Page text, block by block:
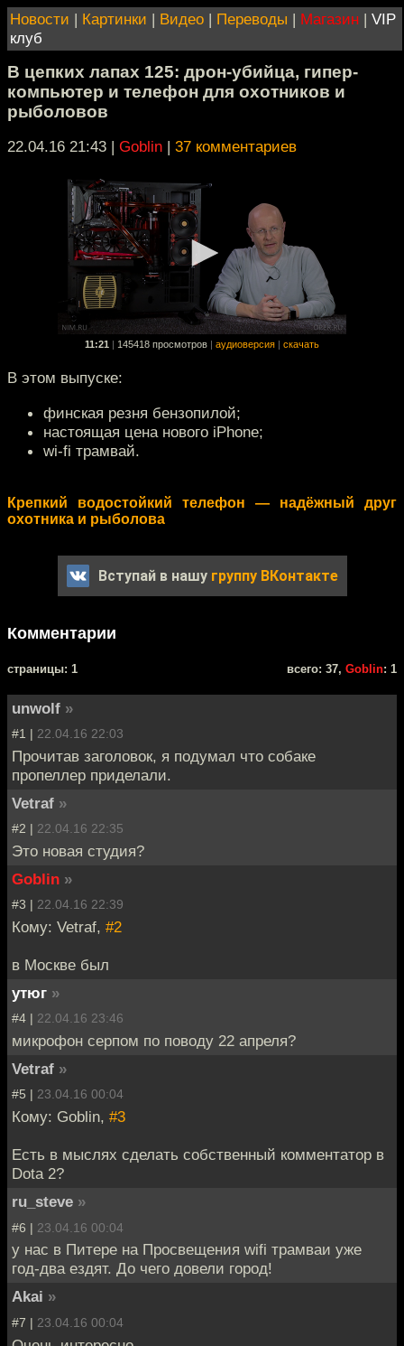
Новости | Картинки | Видео | Переводы | Магазин | VIP
клуб
В цепких лапах 125: дрон-убийца, гипер-
компьютер и телефон для охотников и
рыболовов
22.04.16 21:43 | Goblin | 37 комментариев
11:21 145418 просмотров аудиоверсия скачать
В этом выпуске:
финская резня бензопилой;
настоящая цена нового iPhone;
wi-fi трамвай.
Крепкий водостойкий телефон — надёжный друг
охотника и рыболова
Вступай в нашу группу ВКонтакте
Комментарии
cтраницы: 1 всего: 37, Goblin: 1
unwolf »
#1 | 22.04.16 22:03
Прочитав заголовок, я подумал что собаке
пропеллер приделали.
Vetraf »
#2 | 22.04.16 22:35
Это новая студия?
Goblin »
#3 | 22.04.16 22:39
Кому: Vetraf, #2
в Москве был
утюг »
#4 | 22.04.16 23:46
микрофон серпом по поводу 22 апреля?
Vetraf »
#5 | 23.04.16 00:04
Кому: Goblin, #3
Есть в мыслях сделать собственный комментатор в
Dota 2?
ru_steve »
#6 | 23.04.16 00:04
у нас в Питере на Просвещения wifi трамваи уже
год-два ездят. До чего довели город!
Akai »
#7 | 23.04.16 00:04